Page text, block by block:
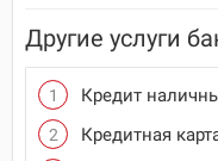
Другие услуги
Кредит
Кредитная